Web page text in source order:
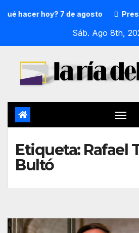
hacer hoy? 7 de agosto
Sáb. Ago 8th,
Etiqueta: Rafael
Bultó